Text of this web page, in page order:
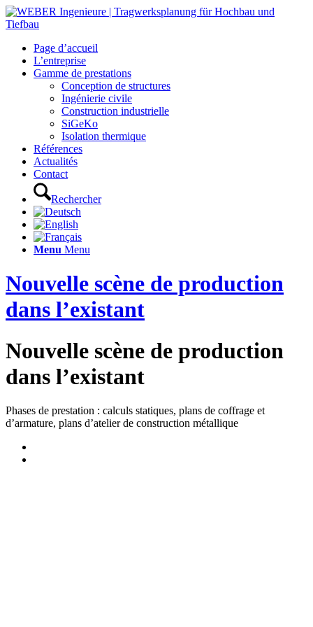
Page d’accueil
L’entreprise
Gamme de prestations
Conception de structures
Ingénierie civile
Construction industrielle
SiGeKo
Isolation thermique
Références
Actualités
Contact
Rechercher
Menu Menu
Nouvelle scène de production
dans l’existant
Nouvelle scène de production
dans l’existant
Phases de prestation : calculs statiques, plans de coffrage et
d’armature, plans d’atelier de construction métallique